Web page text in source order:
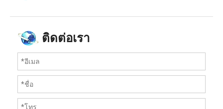
ติดต่อเรา